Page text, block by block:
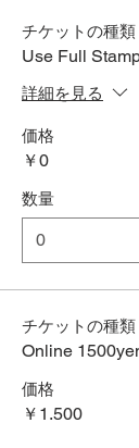
チケットの種類
Use Full
詳細を見る
価格
￥0
数量
チケットの種類
Online
価格
￥1,500